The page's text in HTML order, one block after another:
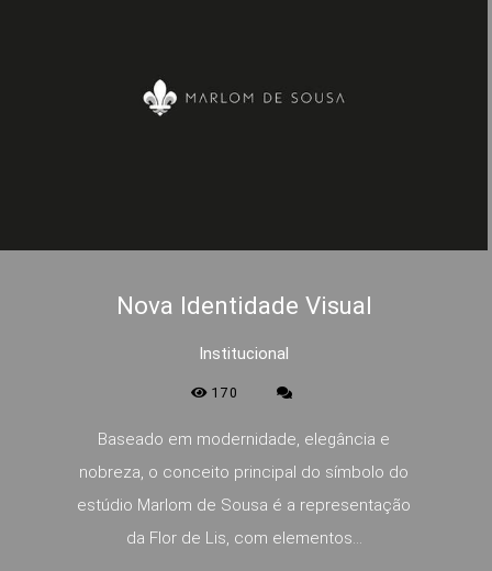
Nova Identidade Visual
Institucional
170
Baseado em modernidade, elegância e
nobreza, o conceito principal do símbolo do
estúdio Marlom de Sousa é a representação
da Flor de Lis, com elementos...